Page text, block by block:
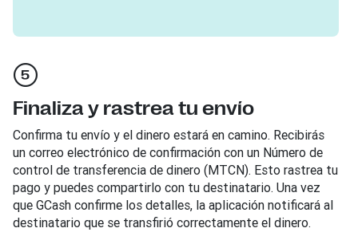
Finaliza y rastrea tu envío
Confirma tu envío y el dinero estará en camino. Recibirás
un correo electrónico de confirmación con un Número de
control de transferencia de dinero (MTCN). Esto rastrea tu
pago y puedes compartirlo con tu destinatario. Una vez
que GCash confirme los detalles, la aplicación notificará al
destinatario que se transfirió correctamente el dinero.